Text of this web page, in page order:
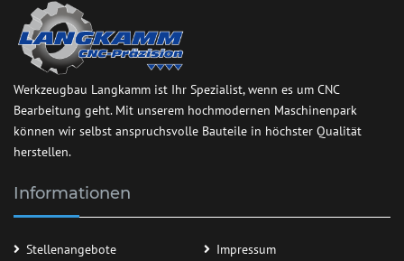
Werkzeugbau Langkamm ist Ihr Spezialist, wenn es um CNC
Bearbeitung geht. Mit unserem hochmodernen Maschinenpark
können wir selbst anspruchsvolle Bauteile in höchster Qualität
herstellen.
Informationen
Stellenangebote Impressum